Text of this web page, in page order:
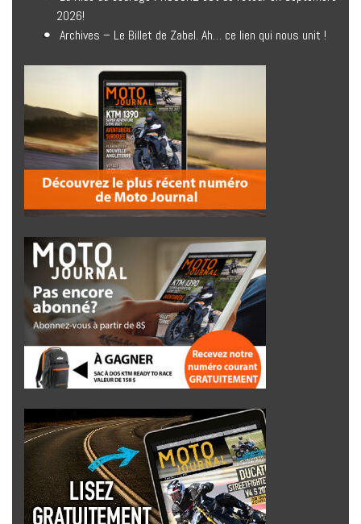
2026!
Archives – Le Billet de Zabel. Ah… ce lien qui nous unit !